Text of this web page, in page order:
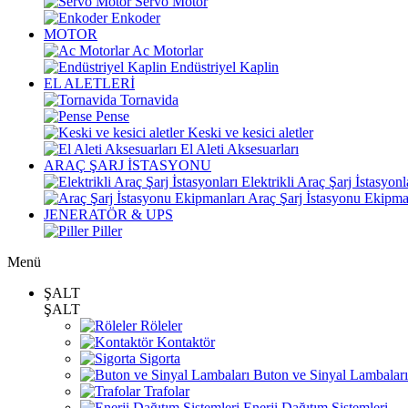
Enkoder
MOTOR
Ac Motorlar
Endüstriyel Kaplin
EL ALETLERİ
Tornavida
Pense
Keski ve kesici aletler
El Aleti Aksesuarları
ARAÇ ŞARJ İSTASYONU
Elektrikli Araç Şarj
Araç Şarj İstasyonu
JENERATÖR & UPS
Piller
Menü
ŞALT
ŞALT
Röleler
Kontaktör
Sigorta
Buton ve Sinyal Lambaları
Trafolar